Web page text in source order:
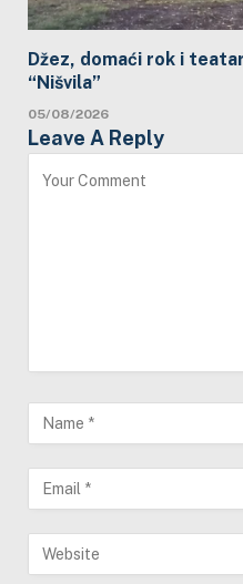
Džez, domaći rok i
“Nišvila”
05/08/2026
Leave A Reply